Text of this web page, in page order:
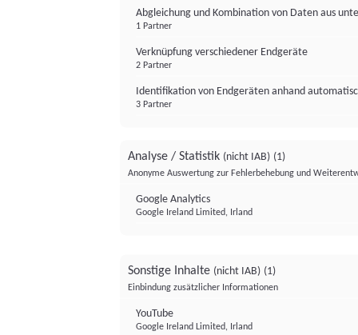
Abgleichung und Kombination von Daten aus
1 Partner
Verknüpfung verschiedener Endgeräte
2 Partner
Identifikation von Endgeräten anhand
3 Partner
Analyse / Statistik (nicht IAB) (1)
Anonyme Auswertung zur Fehlerbehebung und
Google Analytics
Google Ireland Limited, Irland
Sonstige Inhalte (nicht IAB) (1)
Einbindung zusätzlicher Informationen
YouTube
Google Ireland Limited, Irland